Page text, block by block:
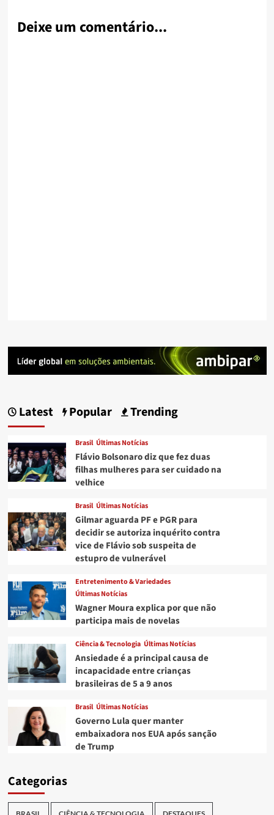
Deixe um comentário...
Latest Popular Trending
Brasil Últimas Notícias
Flávio Bolsonaro diz que fez duas
filhas mulheres para ser cuidado na
velhice
Brasil Últimas Notícias
Gilmar aguarda PF e PGR para
decidir se autoriza inquérito contra
vice de Flávio sob suspeita de
estupro de vulnerável
Entretenimento & Variedades
Últimas Notícias
Wagner Moura explica por que não
participa mais de novelas
Ciência & Tecnologia Últimas Notícias
Ansiedade é a principal causa de
incapacidade entre crianças
brasileiras de 5 a 9 anos
Brasil Últimas Notícias
Governo Lula quer manter
embaixadora nos EUA após sanção
de Trump
Categorias